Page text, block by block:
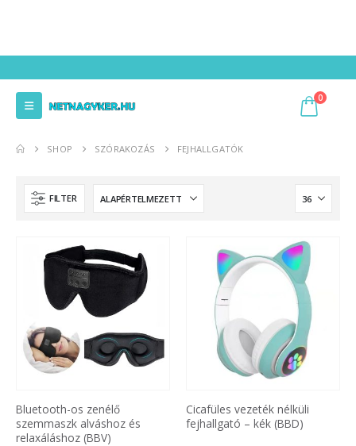
0
SHOP SZÓRAKOZÁS FEJHALLGATÓK
FILTER
Bluetooth-os zenélő
szemmaszk alváshoz és
relaxáláshoz (BBV)
Cicafüles vezeték nélküli
fejhallgató – kék (BBD)